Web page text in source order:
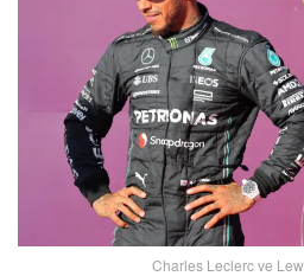
Charles Leclerc ve